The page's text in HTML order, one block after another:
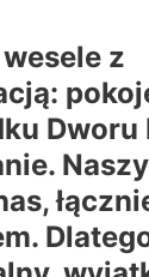
z
Dworu